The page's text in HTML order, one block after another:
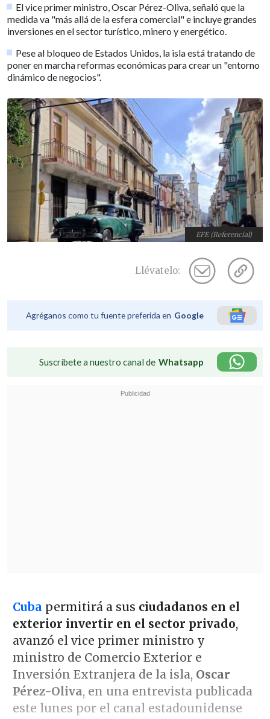
El vice primer ministro, Oscar Pérez-Oliva, señaló que la
medida va "más allá de la esfera comercial" e incluye grandes
inversiones en el sector turístico, minero y energético.
Pese al bloqueo de Estados Unidos, la isla está tratando de
poner en marcha reformas económicas para crear un "entorno
dinámico de negocios".
EFE (Referencial)
Llévatelo:
Agréganos como tu fuente preferida en Google
Suscríbete a nuestro canal de Whatsapp
Cuba permitirá a sus ciudadanos en el
exterior invertir en el sector privado,
avanzó el vice primer ministro y
ministro de Comercio Exterior e
Inversión Extranjera de la isla, Oscar
Pérez-Oliva, en una entrevista publicada
este lunes por el canal estadounidense